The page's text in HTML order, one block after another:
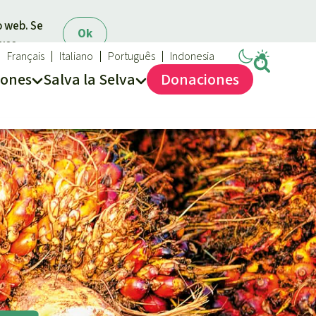
Ok
Se
Salva la Selva
Salva la Selva
Acerca de Salva la Selva
40 años Salva la Selva
En los Medios
FAQ
Transparencia
Contacto
Français Italiano Português Indonesia
Donaciones
Combatir y prevenir los